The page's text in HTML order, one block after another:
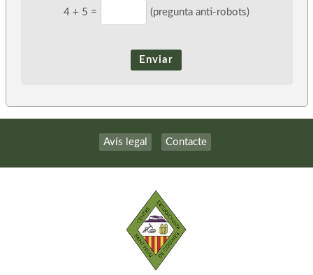
4+ 5 = (pregunta anti-robots)
Enviar
Avís legal Contacte